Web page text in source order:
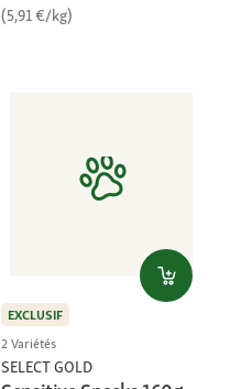
(5,91 €/kg)
EXCLUSIF
2 Variétés
SELECT GOLD